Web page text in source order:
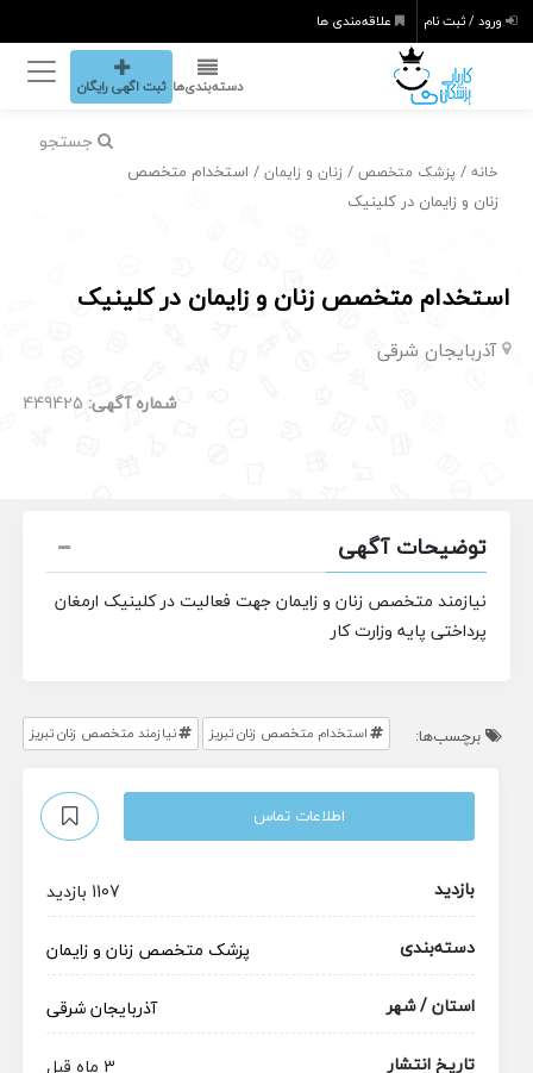
ورود / ثبت نام علاقه‌مندی ها
دسته‌بندی‌ها ثبت اگهی رایگان
جستجو
خانه / پزشک متخصص / زنان و زایمان / استخدام متخصص
زنان و زایمان در کلینیک
استخدام متخصص زنان و زایمان در کلینیک
آذربایجان شرقی
شماره آگهی: 449425
توضیحات آگهی
نیازمند متخصص زنان و زایمان جهت فعالیت در کلینیک ارمغان
پرداختی پایه وزارت کار
برچسب‌ها: استخدام متخصص زنان تبریز نیازمند متخصص زنان تبریز
اطلاعات تماس
بازدید
1107 بازدید
دسته‌بندی
پزشک متخصص زنان و زایمان
استان / شهر
آذربایجان شرقی
تاریخ انتشار
3 ماه قبل